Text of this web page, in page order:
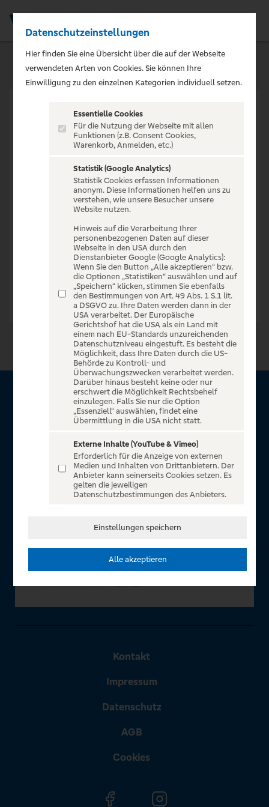
VERANSTALTUNG NICHT
GEFUNDEN
Zur Startseite
Über VR Entertain
für alle Kunden der Volksbanken Raiffeisenbanken. Auf
unserem einzigartigen Portal finden Sie Tickets für
atemberaubende Konzerte, Musicals und Shows, die
Fußball-Bundesliga sowie die Champions League und die
In Zusammenarbeit mit
Kontakt
Impressum
Datenschutz
AGB
Cookies
Datenschutzeinstellungen
Hier finden Sie eine Übersicht über die auf der Webseite
verwendeten Arten von Cookies. Sie können Ihre
Einwilligung zu den einzelnen Kategorien individuell setzen.
Essentielle Cookies
Für die Nutzung der Webseite mit allen
Funktionen (z.B. Consent Cookies,
Warenkorb, Anmelden, etc.)
Statistik (Google Analytics)
Statistik Cookies erfassen Informationen
anonym. Diese Informationen helfen uns zu
verstehen, wie unsere Besucher unsere
Website nutzen.
Hinweis auf die Verarbeitung Ihrer
personenbezogenen Daten auf dieser
Webseite in den USA durch den
Dienstanbieter Google (Google Analytics):
Wenn Sie den Button „Alle akzeptieren“ bzw.
die Optionen „Statistiken“ auswählen und auf
„Speichern“ klicken, stimmen Sie ebenfalls
den Bestimmungen von Art. 49 Abs. 1 S.1 lit.
a DSGVO zu. Ihre Daten werden dann in der
USA verarbeitet. Der Europäische
Gerichtshof hat die USA als ein Land mit
einem nach EU-Standards unzureichenden
Datenschutzniveau eingestuft. Es besteht die
Möglichkeit, dass Ihre Daten durch die US-
Behörde zu Kontroll- und
Überwachungszwecken verarbeitet werden.
Darüber hinaus besteht keine oder nur
erschwert die Möglichkeit Rechtsbehelf
einzulegen. Falls Sie nur die Option
„Essenziell“ auswählen, findet eine
Übermittlung in die USA nicht statt.
Externe Inhalte (YouTube & Vimeo)
Erforderlich für die Anzeige von externen
Medien und Inhalten von Drittanbietern. Der
Anbieter kann seinerseits Cookies setzen. Es
gelten die jeweiligen
Datenschutzbestimmungen des Anbieters.
Einstellungen speichern
Alle akzeptieren